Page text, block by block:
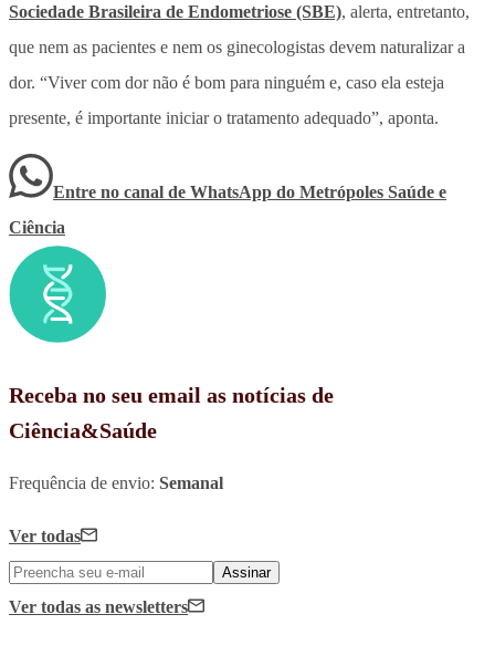
Sociedade Brasileira de Endometriose (SBE), alerta, entretanto,
que nem as pacientes e nem os ginecologistas devem naturalizar a
dor. “Viver com dor não é bom para ninguém e, caso ela esteja
presente, é importante iniciar o tratamento adequado”, aponta.
Entre no canal de WhatsApp do Metrópoles Saúde e
Ciência
Receba no seu email as notícias de
Ciência&Saúde
Frequência de envio: Semanal
Ver todas
Assinar
Ver todas as newsletters